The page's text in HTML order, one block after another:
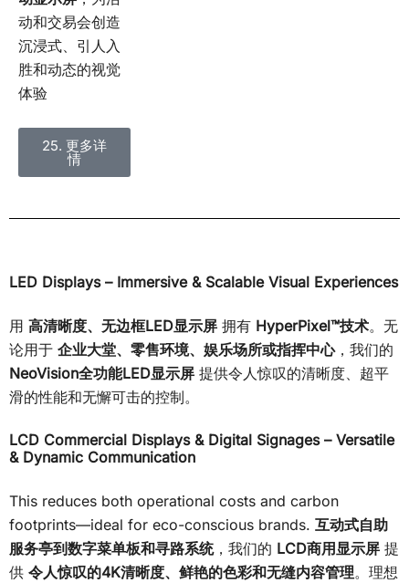
动和交易会创造
沉浸式、引人入
胜和动态的视觉
体验
25. 更多详
情
LED Displays – Immersive & Scalable Visual Experiences
用 高清晰度、无边框LED显示屏 拥有 HyperPixel™技术。无
论用于 企业大堂、零售环境、娱乐场所或指挥中心，我们的
NeoVision全功能LED显示屏 提供令人惊叹的清晰度、超平
滑的性能和无懈可击的控制。
LCD Commercial Displays & Digital Signages – Versatile
& Dynamic Communication
This reduces both operational costs and carbon
footprints—ideal for eco-conscious brands. 互动式自助
服务亭到数字菜单板和寻路系统，我们的 LCD商用显示屏 提
供 令人惊叹的4K清晰度、鲜艳的色彩和无缝内容管理。理想